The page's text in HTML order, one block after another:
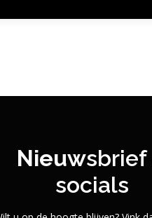
Nieuwsbrief
socials